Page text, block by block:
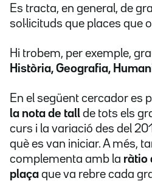
Es tracta, en general, de
sol·licituds que places que
Hi trobem, per exemple,
Història, Geografia,
En el següent cercador es
la nota de tall de tots els
curs i la variació des del
què es van iniciar. A més,
complementa amb la ràtio
plaça que va rebre cada